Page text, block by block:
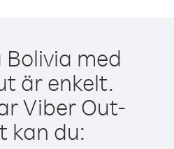
med
är enkelt.
Viber Out-
kan du: